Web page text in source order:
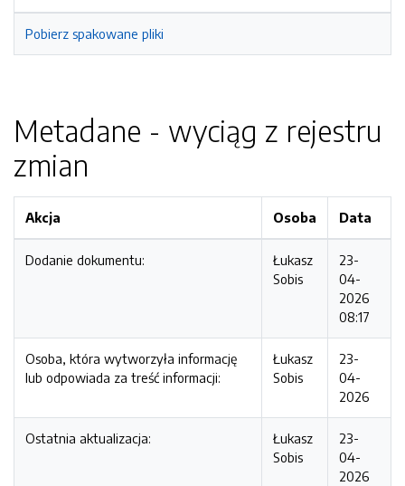
Pobierz spakowane pliki
Metadane - wyciąg z rejestru
zmian
Akcja Osoba Data
Dodanie dokumentu:
Łukasz
Sobis
23-
04-
2026
08:17
Osoba, która wytworzyła informację
lub odpowiada za treść informacji:
Łukasz
Sobis
23-
04-
2026
Ostatnia aktualizacja:
Łukasz
Sobis
23-
04-
2026